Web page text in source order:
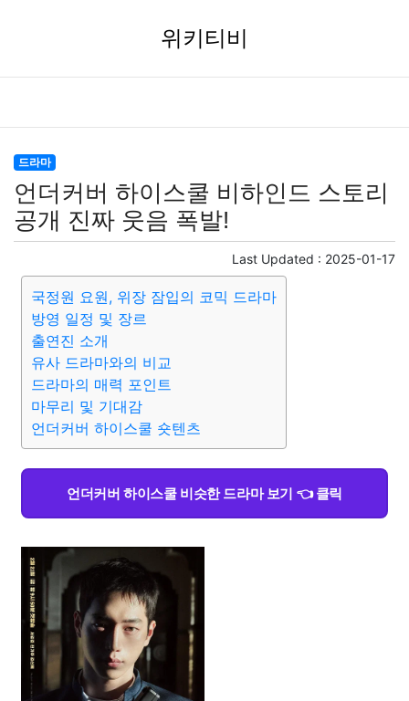
위키티비
드라마
언더커버 하이스쿨 비하인드 스토리
공개 진짜 웃음 폭발!
Last Updated : 2025-01-17
국정원 요원, 위장 잠입의 코믹 드라마
방영 일정 및 장르
출연진 소개
유사 드라마와의 비교
드라마의 매력 포인트
마무리 및 기대감
언더커버 하이스쿨 숏텐츠
언더커버 하이스쿨 비슷한 드라마 보기 👈 클릭